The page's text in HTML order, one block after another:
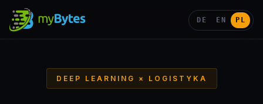
DE EN PL
DEEP LEARNING × LOGISTYKA